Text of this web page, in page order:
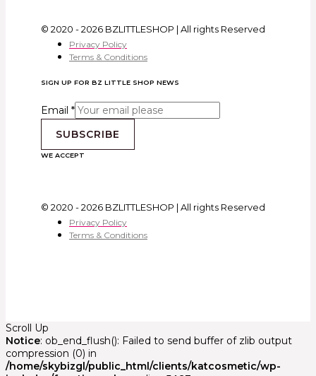
© 2020 - 2026 BZLITTLESHOP | All rights Reserved
Privacy Policy
Terms & Conditions
SIGN UP FOR BZ LITTLE SHOP NEWS
Email *
SUBSCRIBE
WE ACCEPT
© 2020 - 2026 BZLITTLESHOP | All rights Reserved
Privacy Policy
Terms & Conditions
Scroll Up
Notice: ob_end_flush(): Failed to send buffer of zlib output
compression (0) in
/home/skybizgl/public_html/clients/katcosmetic/wp-